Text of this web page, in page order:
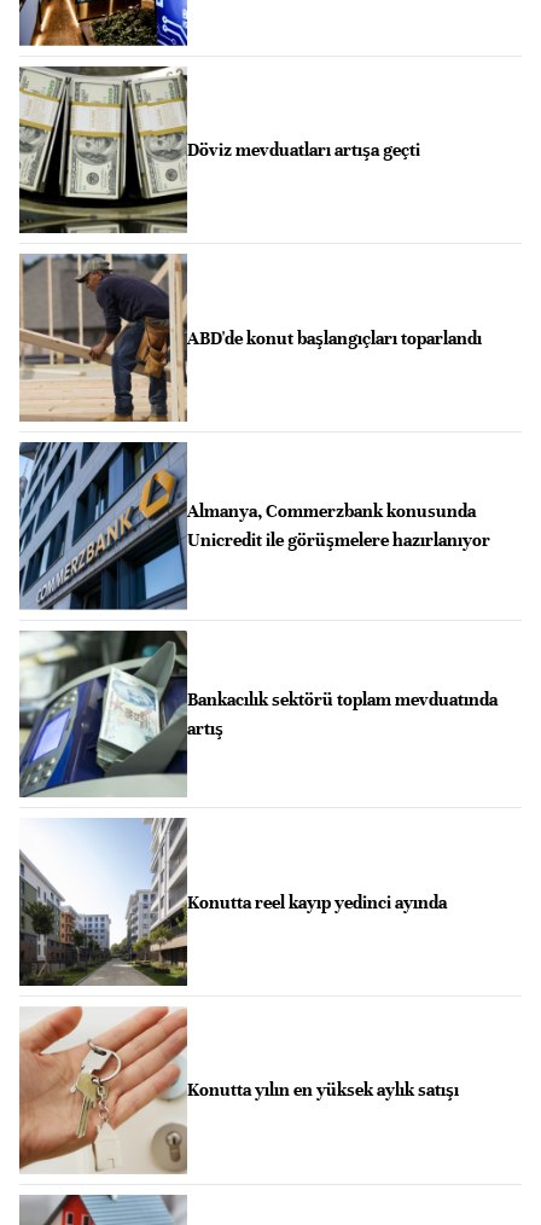
Döviz mevduatları artışa geçti
ABD'de konut başlangıçları toparlandı
Almanya, Commerzbank konusunda
Unicredit ile görüşmelere hazırlanıyor
Bankacılık sektörü toplam mevduatında
artış
Konutta reel kayıp yedinci ayında
Konutta yılın en yüksek aylık satışı